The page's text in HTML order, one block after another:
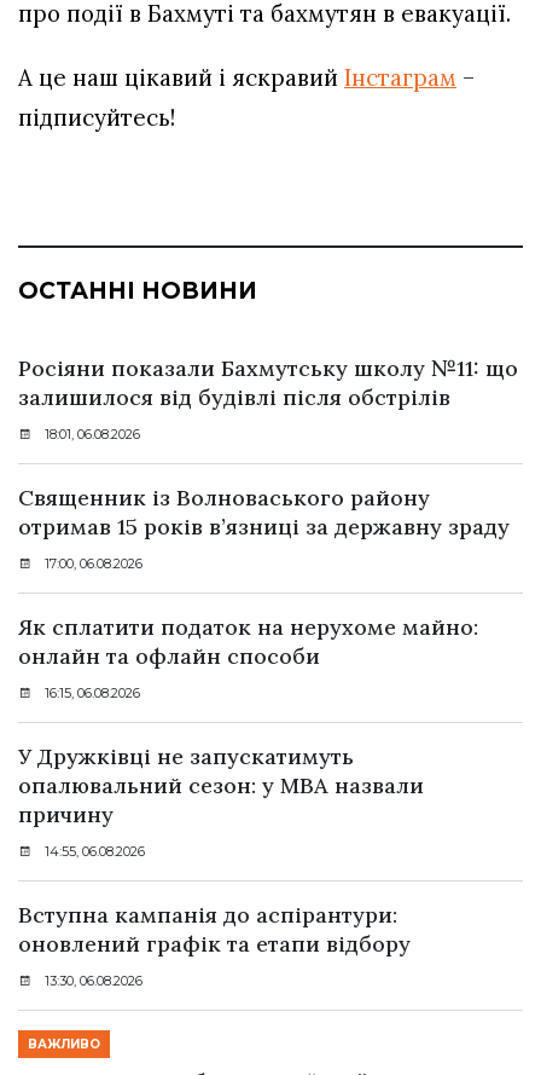
про події в Бахмуті та бахмутян в евакуації.
А це наш цікавий і яскравий Інстаграм –
підписуйтесь!
ОСТАННІ НОВИНИ
Росіяни показали Бахмутську школу №11: що
залишилося від будівлі після обстрілів
18:01, 06.08.2026
Священник із Волноваського району
отримав 15 років в’язниці за державну зраду
17:00, 06.08.2026
Як сплатити податок на нерухоме майно:
онлайн та офлайн способи
16:15, 06.08.2026
У Дружківці не запускатимуть
опалювальний сезон: у МВА назвали
причину
14:55, 06.08.2026
Вступна кампанія до аспірантури:
оновлений графік та етапи відбору
13:30, 06.08.2026
ВАЖЛИВО